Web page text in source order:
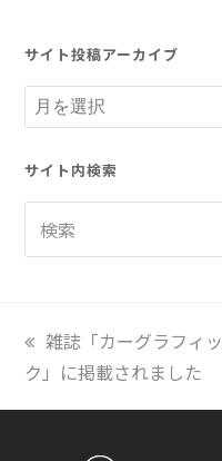
サイト投稿アーカイブ
サ
イ
ト
投
稿
ア
イ
ブ
サイト内検索
前
の
投
雑誌「カーグラフィッ
ク」に掲載されました